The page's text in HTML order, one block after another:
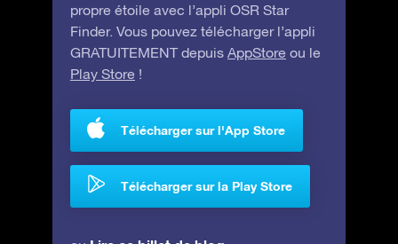
propre étoile avec l’appli OSR Star
Finder. Vous pouvez télécharger l’appli
GRATUITEMENT depuis AppStore ou le
Play Store !
Télécharger sur l'App Store
Télécharger sur la Play Store